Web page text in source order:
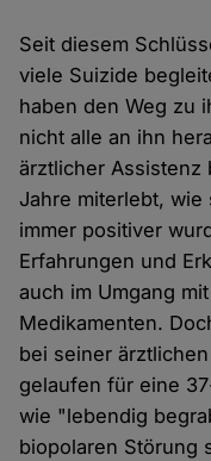
Seit diesem
viele Suizide
haben den Weg zu
nicht alle an ihn
ärztlicher Assistenz
Jahre miterlebt, wie
immer positiver
Erfahrungen und
auch im Umgang
Medikamenten.
bei seiner
gelaufen für eine
wie "lebendig
biopolaren Störung